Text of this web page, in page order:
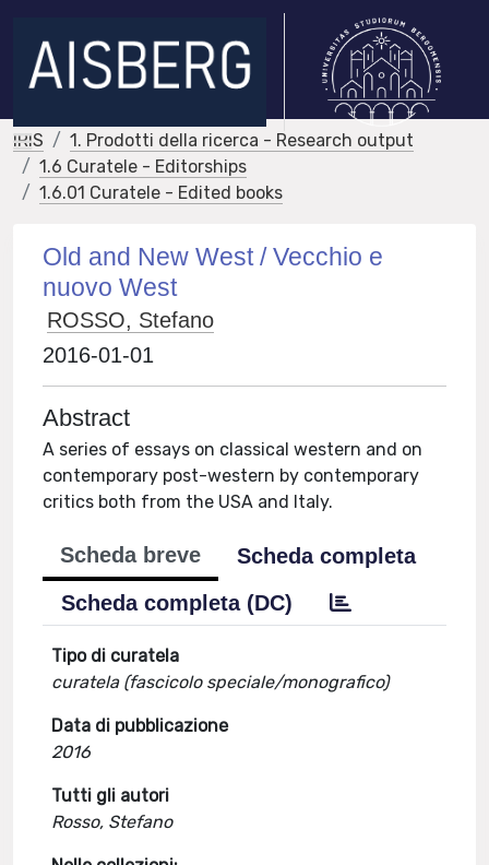
IRIS
1. Prodotti della ricerca - Research output
1.6 Curatele - Editorships
1.6.01 Curatele - Edited books
Old and New West / Vecchio e
nuovo West
ROSSO, Stefano
2016-01-01
Abstract
A series of essays on classical western and on
contemporary post-western by contemporary
critics both from the USA and Italy.
Scheda breve
Scheda completa
Scheda completa (DC)
Tipo di curatela
curatela (fascicolo speciale/monografico)
Data di pubblicazione
2016
Tutti gli autori
Rosso, Stefano